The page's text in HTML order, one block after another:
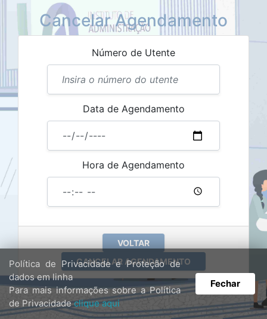
Cancelar Agendamento
Número de Utente
Data de Agendamento
Hora de Agendamento
Política de Privacidade e Proteção de
dados em linha
Para mais informações sobre a Política
de Privacidadeclique aqui
Fechar